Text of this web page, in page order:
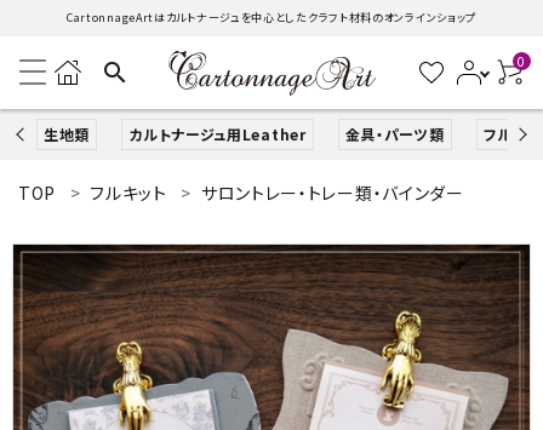
CartonnageArtはカルトナージュを中心としたクラフト材料のオンラインショップ
search 0
生地類 カルトナージュ用Leather 金具・パーツ類 フルキッ
search
ACCOUNT MENU
ようこそ ゲスト 様
ログイン 新規会員登録
TOP フルキット サロントレー・トレー類・バインダー